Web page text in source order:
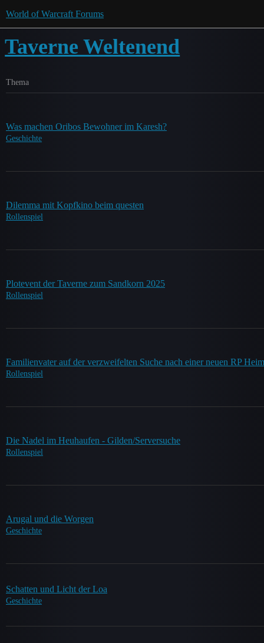
World of Warcraft Forums
Taverne Weltenend
Thema
Was machen Oribos Bewohner im Karesh?
Geschichte
Dilemma mit Kopfkino beim questen
Rollenspiel
Plotevent der Taverne zum Sandkorn 2025
Rollenspiel
Familienvater auf der verzweifelten Suche nach einer neuen RP
Rollenspiel
Die Nadel im Heuhaufen - Gilden/Serversuche
Rollenspiel
Arugal und die Worgen
Geschichte
Schatten und Licht der Loa
Geschichte